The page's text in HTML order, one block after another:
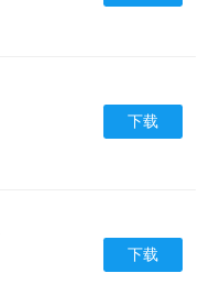
下载
下载